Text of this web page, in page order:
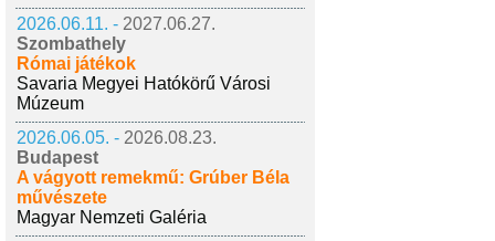
2026.06.11. - 2027.06.27.
Szombathely
Római játékok
Savaria Megyei Hatókörű Városi
Múzeum
2026.06.05. - 2026.08.23.
Budapest
A vágyott remekmű: Grúber Béla
művészete
Magyar Nemzeti Galéria